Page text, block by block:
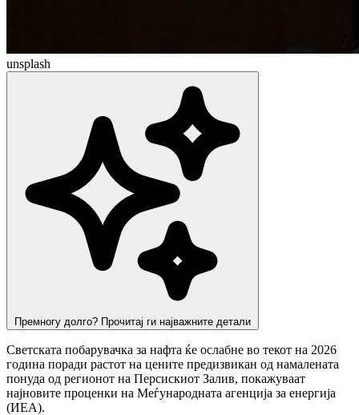
unsplash
Премногу долго? Прочитај ги најважните детали
Светската побарувачка за нафта ќе ослабне во текот на 2026
година поради растот на цените предизвикан од намалената
понуда од регионот на Персискиот Залив, покажуваат
најновите проценки на Меѓународната агенција за енергија
(ИЕА).